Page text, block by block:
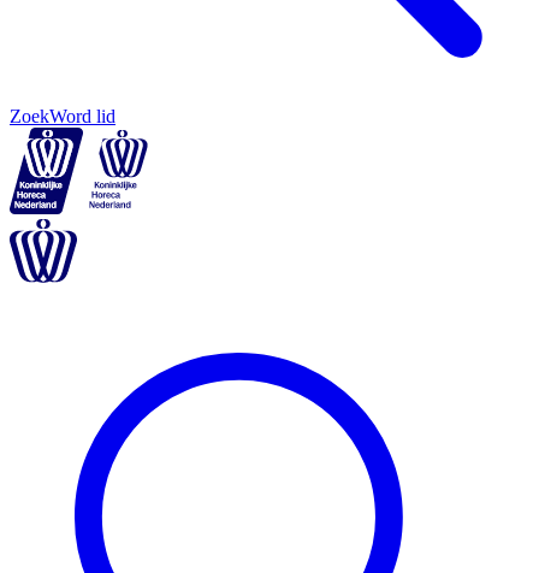
ZoekWord lid